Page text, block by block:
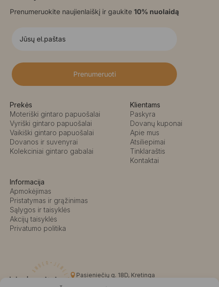
Prenumeruokite naujienlaiškį ir gaukite 10% nuolaidą
Prenumeruoti
Prekės
Moteriški gintaro papuošalai
Vyriški gintaro papuošalai
Vaikiški gintaro papuošalai
Dovanos ir suvenyrai
Kolekciniai gintaro gabalai
Klientams
Paskyra
Dovanų kuponai
Apie mus
Atsiliepimai
Tinklaraštis
Kontaktai
Informacija
Apmokėjimas
Pristatymas ir grąžinimas
Sąlygos ir taisyklės
Akcijų taisyklės
Privatumo politika
Pasieniečių g. 18D, Kretinga